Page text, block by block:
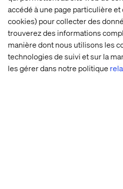
accédé à une page particulière
cookies) pour collecter des
trouverez des informations
manière dont nous utilisons les
technologies de suivi et sur la
les gérer dans notre politique